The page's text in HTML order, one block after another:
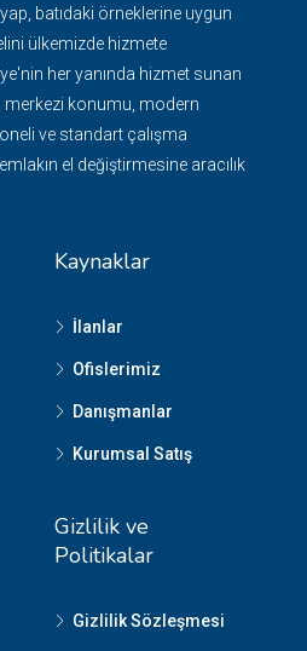
batıdaki örneklerine uygun
ülkemizde hizmete
her yanında hizmet sunan
merkezi konumu, modern
ve standart çalışma
el değiştirmesine aracılık
Kaynaklar
İlanlar
Ofislerimiz
Danışmanlar
Kurumsal Satış
Gizlilik ve
Politikalar
Gizlilik Sözleşmesi